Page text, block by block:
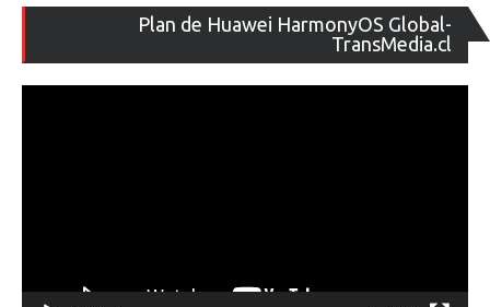
Plan de Huawei HarmonyOS Global-
TransMedia.cl
de